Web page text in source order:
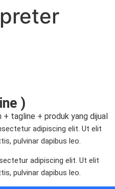
)
+ tagline + produk yang dijual
adipiscing elit. Ut elit
pulvinar dapibus leo.
adipiscing elit. Ut elit
pulvinar dapibus leo.